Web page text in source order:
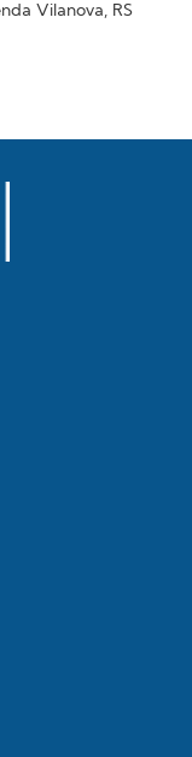
Vilanova, RS